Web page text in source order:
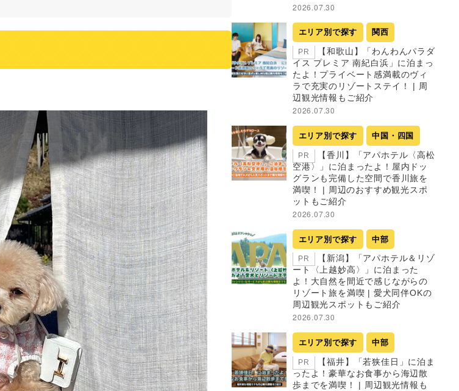
2026.07.30
エリア別で探す 関西
PR
【和歌山】「わんわんパラダ
イス プレミア 南紀白浜」に泊まっ
たよ！プライベート感満載のヴィ
ラで充実のリゾートステイ！ | 周
辺観光情報もご紹介
2026.07.30
エリア別で探す 中国・四国
PR
【香川】「アパホテル〈高松
空港〉」に泊まったよ！屋内ドッ
グランも完備した空間で香川旅を
満喫！ | 周辺のおすすめ観光スポ
ットもご紹介
2026.07.30
エリア別で探す 中部
PR
【新潟】「アパホテル＆リゾ
ート〈上越妙高〉」に泊まった
よ！大自然を間近で感じながらの
リゾート旅を満喫 | 愛犬同伴OKの
周辺観光スポットもご紹介
2026.07.30
エリア別で探す 中部
PR
【福井】「若狭佳日」に泊ま
ったよ！豪華なお食事から海辺散
歩までを満喫！ | 周辺観光情報も